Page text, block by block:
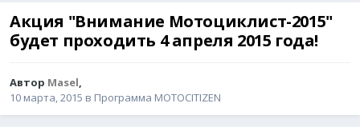
Акция "Внимание Мотоциклист-2015"
будет проходить 4 апреля 2015 года!
Автор Masel,
10 марта, 2015 в Программа MOTOCITIZEN